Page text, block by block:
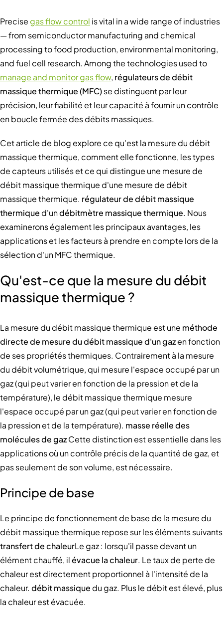
Precise gas flow control is vital in a wide range of industries
— from semiconductor manufacturing and chemical
processing to food production, environmental monitoring,
and fuel cell research. Among the technologies used to
manage and monitor gas flow, régulateurs de débit
massique thermique (MFC)se distinguent par leur
précision, leur fiabilité et leur capacité à fournir un contrôle
en boucle fermée des débits massiques.
Cet article de blog explore ce qu'est la mesure du débit
massique thermique, comment elle fonctionne, les types
de capteurs utilisés et ce qui distingue une mesure de
débit massique thermique d'une mesure de débit
massique thermique. régulateur de débit massique
thermique d'undébitmètre massique thermique. Nous
examinerons également les principaux avantages, les
applications et les facteurs à prendre en compte lors de la
sélection d'un MFC thermique.
Qu'est-ce que la mesure du débit
massique thermique ?
La mesure du débit massique thermique est une méthode
directe de mesure du débit massique d'un gazen fonction
de ses propriétés thermiques. Contrairement à la mesure
du débit volumétrique, qui mesure l'espace occupé par un
gaz (qui peut varier en fonction de la pression et de la
température), le débit massique thermique mesure
l'espace occupé par un gaz (qui peut varier en fonction de
la pression et de la température). masse réelle des
molécules de gazCette distinction est essentielle dans les
applications où un contrôle précis de la quantité de gaz, et
pas seulement de son volume, est nécessaire.
Principe de base
Le principe de fonctionnement de base de la mesure du
débit massique thermique repose sur les éléments suivants
transfert de chaleurLe gaz : lorsqu'il passe devant un
élément chauffé, ilévacue la chaleur. Le taux de perte de
chaleur est directement proportionnel à l'intensité de la
chaleur. débit massique du gaz. Plus le débit est élevé, plus
la chaleur est évacuée.